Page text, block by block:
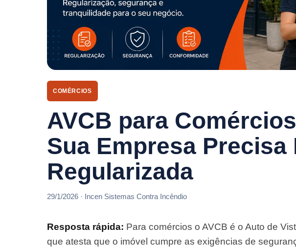
COMÉRCIOS
AVCB para
Sua Empresa Precisa
Regularizada
29/1/2026 · Incen Sistemas Contra Incêndio
Resposta rápida: Para comércios o AVCB é o Auto de
que atesta que o imóvel cumpre as exigências de